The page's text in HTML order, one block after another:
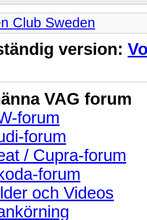
Club Sweden
version:
VAG forum
forum
forum
/ Cupra-forum
forum
och Videos